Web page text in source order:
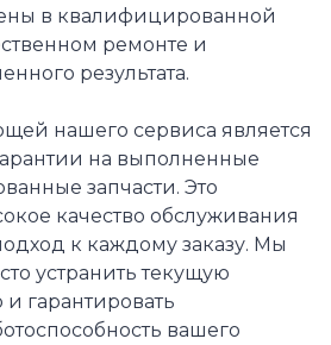
в квалифицированной
ремонте и
результата.
нашего сервиса является
на выполненные
запчасти. Это
качество обслуживания
к каждому заказу. Мы
устранить текущую
гарантировать
вашего